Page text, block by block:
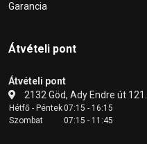
Garancia
Átvételi pont
Átvételi pont
2132 Göd, Ady Endre út 121.
Hétfő - Péntek07:15 - 16:15
Szombat
07:15 - 11:45